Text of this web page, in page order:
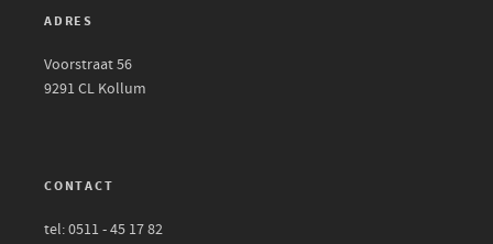
ADRES
Voorstraat 56
9291 CL Kollum
CONTACT
tel: 0511 - 45 17 82